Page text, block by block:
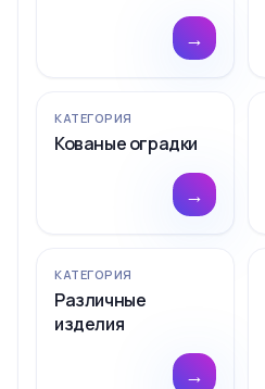
→
КАТЕГОРИЯ
Кованые оградки
→
КАТЕГОРИЯ
Различные
изделия
→